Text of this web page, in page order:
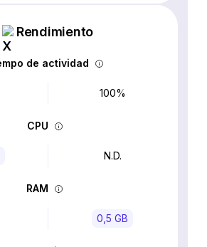
Rendimiento
de actividad
100%
CPU
N.D.
RAM
0,5 GB